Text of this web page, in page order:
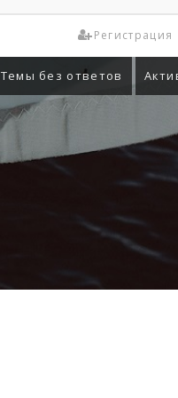
Регистрация
Темы без ответов